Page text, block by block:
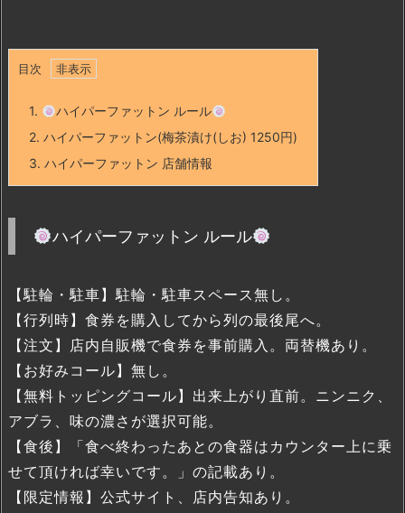
目次
1.
ハイパーファットン ルール
2. ハイパーファットン(梅茶漬け(しお) 1250円)
3. ハイパーファットン 店舗情報
ハイパーファットン ルール
【駐輪・駐車】駐輪・駐車スペース無し。
【行列時】食券を購入してから列の最後尾へ。
【注文】店内自販機で食券を事前購入。両替機あり。
【お好みコール】無し。
【無料トッピングコール】出来上がり直前。ニンニク、
アブラ、味の濃さが選択可能。
【食後】「食べ終わったあとの食器はカウンター上に乗
せて頂ければ幸いです。」の記載あり。
【限定情報】公式サイト、店内告知あり。